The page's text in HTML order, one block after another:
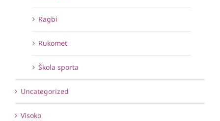
Ragbi
Rukomet
Škola sporta
Uncategorized
Visoko